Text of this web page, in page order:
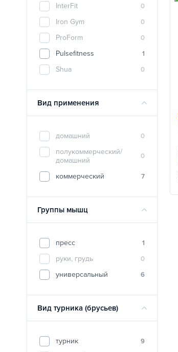
InterFit 0
Iron Gym 0
ProForm 0
Pulsefitness 1
Shua 0
Вид применения
домашний 0
полукоммерческий/
домашний
0
коммерческий 7
Группы мышц
пресс 1
руки, грудь 0
универсальный 6
Вид турника (брусьев)
турник 9